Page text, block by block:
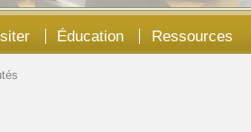
Éducation Ressources